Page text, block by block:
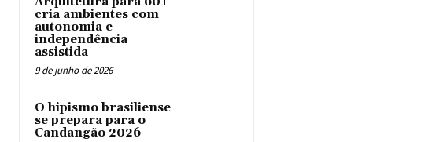
cria ambientes com
autonomia e
independência
assistida
9 de junho de 2026
O hipismo brasiliense
se prepara para o
Candangão 2026